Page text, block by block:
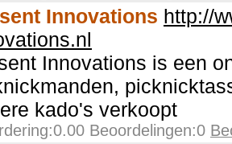
Innovations http://
Innovations is een
kado's verkoopt
Beoordelingen:0